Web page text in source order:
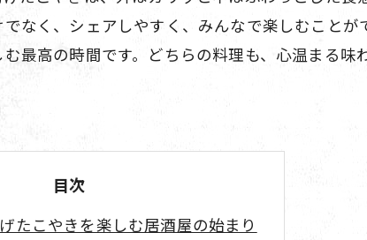
なく、シェアしやすく、みんなで楽しむことが
最高の時間です。どちらの料理も、心温まる味
目次
たこやきを楽しむ居酒屋の始まり